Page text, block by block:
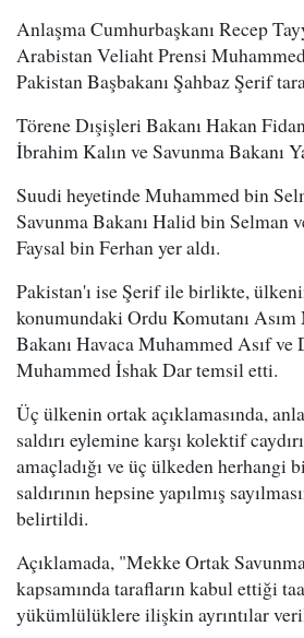
Anlaşma Cumhurbaşkanı Recep
Arabistan Veliaht Prensi
Pakistan Başbakanı Şahbaz Şerif
Törene Dışişleri Bakanı Hakan
İbrahim Kalın ve Savunma Bakanı
Suudi heyetinde Muhammed bin
Savunma Bakanı Halid bin Selman
Faysal bin Ferhan yer aldı.
Pakistan'ı ise Şerif ile birlikte,
konumundaki Ordu Komutanı
Bakanı Havaca Muhammed Asıf ve
Muhammed İshak Dar temsil etti.
Üç ülkenin ortak açıklamasında,
saldırı eylemine karşı kolektif
amaçladığı ve üç ülkeden herhangi
saldırının hepsine yapılmış
belirtildi.
Açıklamada, "Mekke Ortak
kapsamında tarafların kabul ettiği
yükümlülüklere ilişkin ayrıntılar